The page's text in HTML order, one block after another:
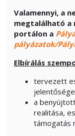
Valamennyi, a
megtalálható a
portálon a
pályázatok/
Elbírálás
tervezett
a
realitása,
támogatás